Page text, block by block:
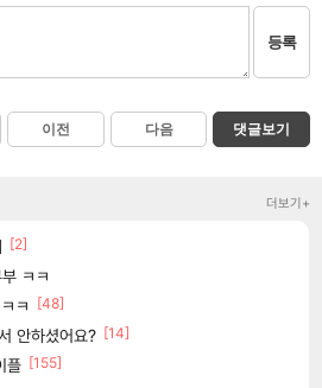
등록
이전 다음 댓글보기
더보기+
[2]
ㅋㅋ
ㅋ
[48]
안하셨어요? [14]
플 [155]